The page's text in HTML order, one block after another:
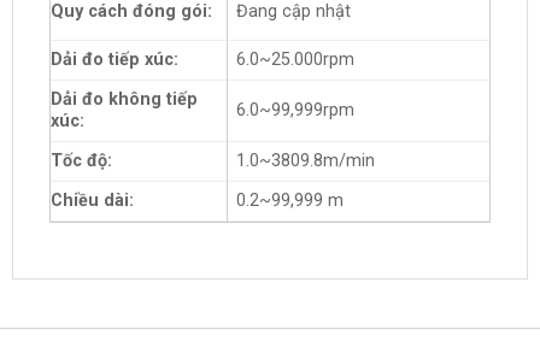
Quy cách đóng gói: Đang cập nhật
Dải đo tiếp xúc:
6.0~25.000rpm
Dải đo không tiếp
xúc:
6.0~99,999rpm
Tốc độ:
1.0~3809.8m/min
Chiều dài:
0.2~99,999 m